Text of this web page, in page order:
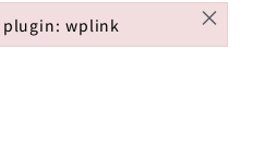
wplink ×
wplink